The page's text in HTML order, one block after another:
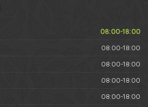
08:00-18:00
08:00-18:00
08:00-18:00
08:00-18:00
08:00-18:00